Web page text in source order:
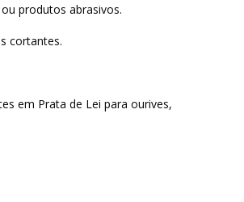
produtos abrasivos.
cortantes.
em Prata de Lei para ourives,